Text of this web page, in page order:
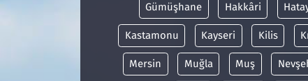
Gümüşhane Hakkâri
Kastamonu Kayseri Kilis
Mersin Muğla Muş